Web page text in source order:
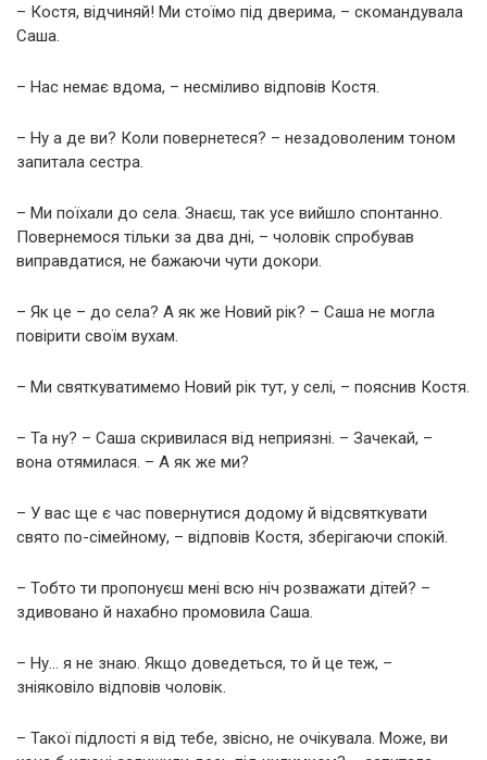
– Костя, відчиняй! Ми стоїмо під дверима, – скомандувала
Саша.
– Нас немає вдома, – несміливо відповів Костя.
– Ну а де ви? Коли повернетеся? – незадоволеним тоном
запитала сестра.
– Ми поїхали до села. Знаєш, так усе вийшло спонтанно.
Повернемося тільки за два дні, – чоловік спробував
виправдатися, не бажаючи чути докори.
– Як це – до села? А як же Новий рік? – Саша не могла
повірити своїм вухам.
– Ми святкуватимемо Новий рік тут, у селі, – пояснив Костя.
– Та ну? – Саша скривилася від неприязні. – Зачекай, –
вона отямилася. – А як же ми?
– У вас ще є час повернутися додому й відсвяткувати
свято по-сімейному, – відповів Костя, зберігаючи спокій.
– Тобто ти пропонуєш мені всю ніч розважати дітей? –
здивовано й нахабно промовила Саша.
– Ну… я не знаю. Якщо доведеться, то й це теж, –
зніяковіло відповів чоловік.
– Такої підлості я від тебе, звісно, не очікувала. Може, ви